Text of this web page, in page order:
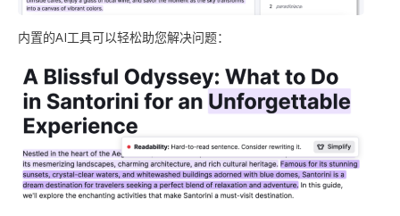
内置的AI工具可以轻松助您解决问题：